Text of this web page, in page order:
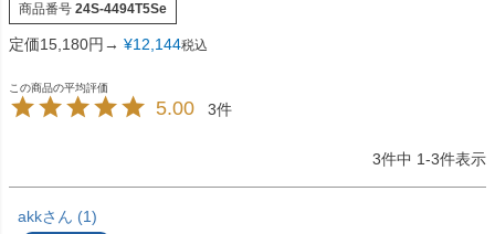
商品番号 24S-4494T5Se
定価15,180円→ ¥12,144税込
5.00 3
3件中 1-3件表示
akk 1